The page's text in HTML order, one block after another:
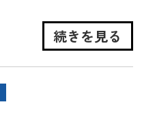
続きを見る